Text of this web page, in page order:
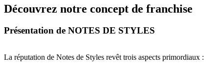
Découvrez notre concept de franchise
Présentation de NOTES DE STYLES
La réputation de Notes de Styles revêt trois aspects primordiaux :